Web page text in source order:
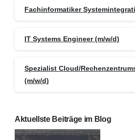
Fachinformatiker
IT Systems Engineer (m/w/d)
Spezialist Cloud/
(m/w/d)
Aktuellste Beiträge im Blog